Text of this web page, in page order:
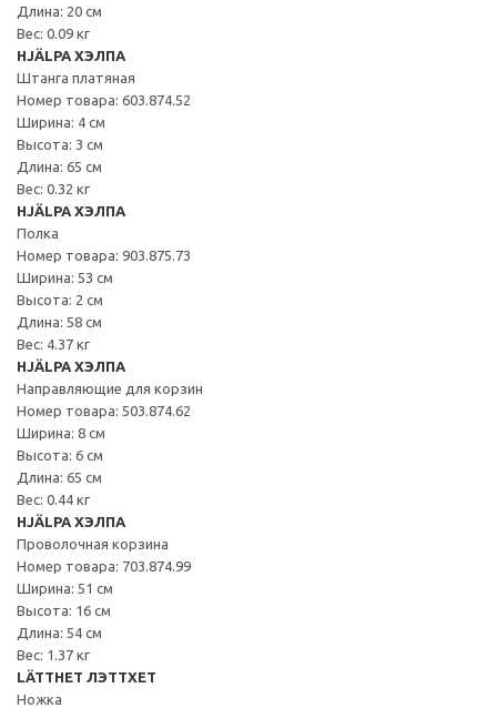
Длина: 20 см
Вес: 0.09 кг
HJÄLPA ХЭЛПА
Штанга платяная
Номер товара: 603.874.52
Ширина: 4 см
Высота: 3 см
Длина: 65 см
Вес: 0.32 кг
HJÄLPA ХЭЛПА
Полка
Номер товара: 903.875.73
Ширина: 53 см
Высота: 2 см
Длина: 58 см
Вес: 4.37 кг
HJÄLPA ХЭЛПА
Направляющие для корзин
Номер товара: 503.874.62
Ширина: 8 см
Высота: 6 см
Длина: 65 см
Вес: 0.44 кг
HJÄLPA ХЭЛПА
Проволочная корзина
Номер товара: 703.874.99
Ширина: 51 см
Высота: 16 см
Длина: 54 см
Вес: 1.37 кг
LÄTTHET ЛЭТТХЕТ
Ножка